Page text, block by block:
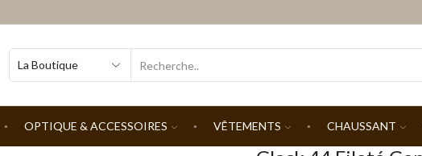
OPTIQUE & ACCESSOIRES VÊTEMENTS CHAUSSANT